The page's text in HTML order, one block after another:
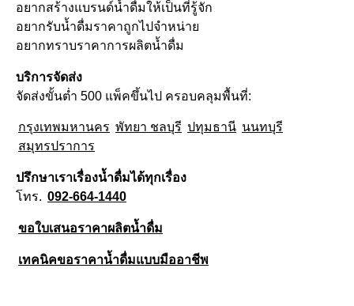
อยากสร้างแบรนด์น้ำดื่มให้เป็นที่รู้จัก
อยากรับน้ำดื่มราคาถูกไปจำหน่าย
อยากทราบราคาการผลิตน้ำดื่ม
บริการจัดส่ง
จัดส่งขั้นต่ำ 500 แพ็คขึ้นไป ครอบคลุมพื้นที่:
กรุงเทพมหานคร พัทยา ชลบุรี ปทุมธานี นนทบุรี
สมุทรปราการ
ปรึกษาเราเรื่องน้ำดื่มได้ทุกเรื่อง
โทร. 092-664-1440
ขอใบเสนอราคาผลิตน้ำดื่ม
เทคนิคขอราคาน้ำดื่มแบบมืออาชีพ